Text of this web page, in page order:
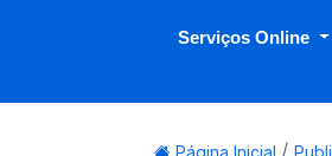
Serviços Online